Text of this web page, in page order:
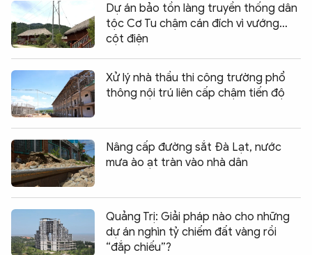
Dự án bảo tồn làng truyền thống dân
tộc Cơ Tu chậm cán đích vì vướng…
cột điện
Xử lý nhà thầu thi công trường phổ
thông nội trú liên cấp chậm tiến độ
Nâng cấp đường sắt Đà Lạt, nước
mưa ào ạt tràn vào nhà dân
Quảng Trị: Giải pháp nào cho những
dự án nghìn tỷ chiếm đất vàng rồi
“đắp chiếu”?